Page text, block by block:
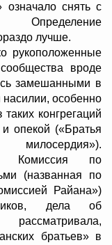
означало снять с
Определение
лучше.
рукоположенные
вроде
замешанными в
особенно
конгрегаций
опекой («Братья
Комиссия по
(названная по
Райана»)
дела об
братьев» в